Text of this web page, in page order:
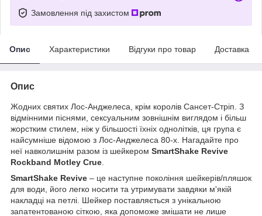
Замовлення під захистом
Опис Характеристики Відгуки про товар Доставка
Опис
Жодних святих Лос-Анджелеса, крім королів Сансет-Стріп. З
відмінними піснями, сексуальним зовнішнім виглядом і більш
жорстким стилем, ніж у більшості їхніх однолітків, ця група є
найсумніше відомою з Лос-Анджелеса 80-х. Нагадайте про
неї навколишнім разом із шейкером SmartShake Revive
Rockband Motley Crue
SmartShake Revive – це наступне покоління шейкерів/пляшок
для води, його легко носити та утримувати завдяки м'якій
накладці на петлі. Шейкер поставляється з унікальною
запатентованою сіткою, яка допоможе змішати не лише